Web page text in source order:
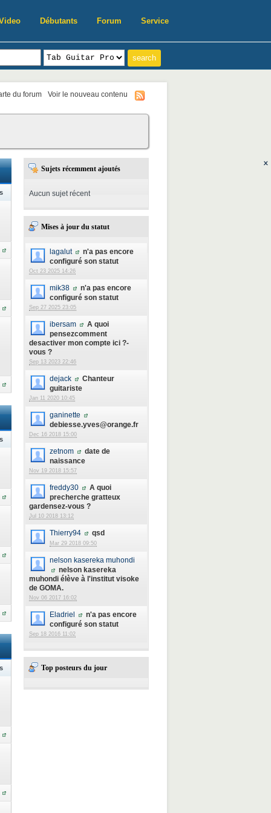
Débutants Forum Service
du forum Voir le nouveau contenu
Sujets récemment ajoutés
Aucun sujet récent
Mises à jour du statut
lagalut
n'a pas encore
configuré son statut
Oct 23 2025 14:26
mik38
n'a pas encore
configuré son statut
Sep 27 2025 23:05
ibersam
A quoi
pensezcomment
desactiver mon compte ici ?-
vous ?
Sep 13 2023 22:46
dejack
Chanteur
guitariste
Jan 11 2020 10:45
ganinette
debiesse.yves@orange.fr
Dec 16 2018 15:00
zetnom
date de
naissance
Nov 19 2018 15:57
freddy30
A quoi
precherche gratteux
gardensez-vous ?
Jul 10 2018 13:12
Thierry94 qsd
Mar 29 2018 09:50
nelson kasereka muhondi
nelson kasereka
muhondi élève à l'institut visoke
de GOMA.
Nov 06 2017 16:02
Eladriel
n'a pas encore
configuré son statut
Sep 18 2016 11:02
Top posteurs du jour